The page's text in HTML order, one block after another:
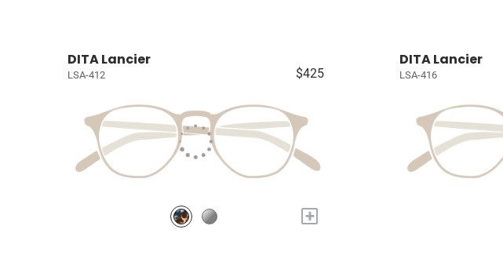
DITA Lancier
LSA-412 $425
+
DITA Lancier
LSA-416